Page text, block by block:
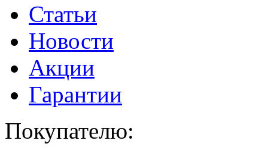
Статьи
Новости
Акции
Гарантии
Покупателю: